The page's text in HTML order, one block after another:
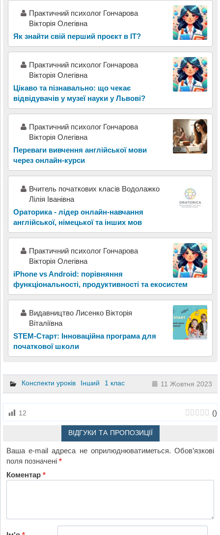
Практичний психолог Гончарова
Вікторія Олегівна
Як знайти свій перший проєкт в ІТ?
Практичний психолог Гончарова
Вікторія Олегівна
Цікаво та пізнавально: що чекає
відвідувачів у музеї науки у Львові?
Практичний психолог Гончарова
Вікторія Олегівна
Переваги вивчення англійської мови
через онлайн-курси
Вчитель початкових класів Водолажко
Лілія Іванівна
Ораторика - лідер онлайн-навчання
англійської, німецької та інших мов
Практичний психолог Гончарова
Вікторія Олегівна
iPhone vs Android: порівняння
функціональності, продуктивності та екосистем
Видавництво Лисенко Вікторія
Віталіївна
STEM-Старт: Інноваційна програма для
початкової школи
Конспекти уроків Інший 1 клас 11 Жовтня 2023
12 ()
ВІДГУКИ ТА ПРОПОЗИЦІЇ
Ваша e-mail адреса не оприлюднюватиметься. Обов’язкові
поля позначені*
Коментар*